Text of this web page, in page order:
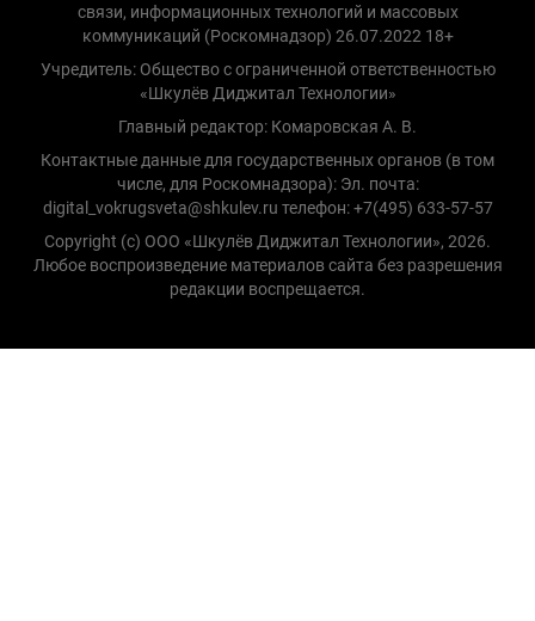
связи, информационных технологий и массовых
коммуникаций (Роскомнадзор) 26.07.2022 18+
Учредитель: Общество с ограниченной ответственностью
«Шкулёв Диджитал Технологии»
Главный редактор: Комаровская А. В.
Контактные данные для государственных органов (в том
числе, для Роскомнадзора): Эл. почта:
digital_vokrugsveta@shkulev.ru телефон: +7(495) 633-57-57
Copyright (с) ООО «Шкулёв Диджитал Технологии», 2026.
Любое воспроизведение материалов сайта без разрешения
редакции воспрещается.